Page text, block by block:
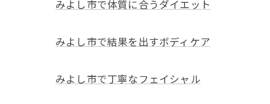
みよし市で体質に合うダイエット
みよし市で結果を出すボディケア
みよし市で丁寧なフェイシャル